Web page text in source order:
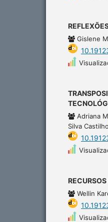
Gislene
Adriana
Silva Castilho
Wellin